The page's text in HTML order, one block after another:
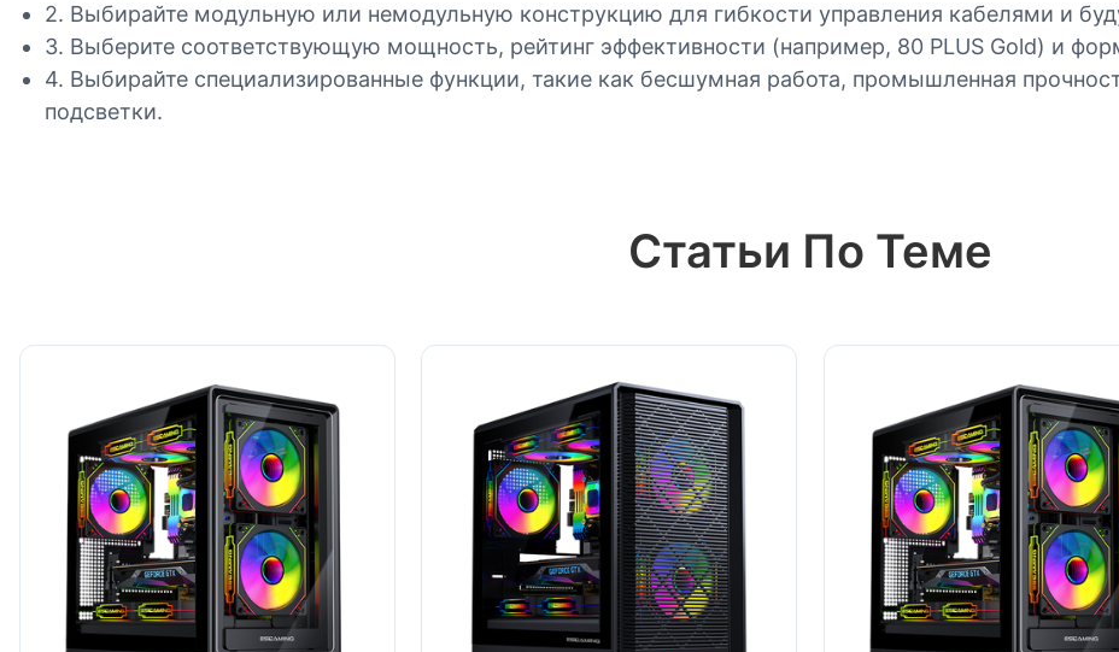
2. Выбирайте модульную или немодульную конструкцию для гибкости управления кабелями и
3. Выберите соответствующую мощность, рейтинг эффективности (например, 80 PLUS Gold) и
4. Выбирайте специализированные функции, такие как бесшумная работа, промышленная
подсветки.
Статьи По Теме